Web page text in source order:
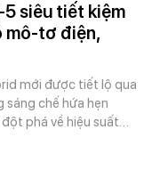
5 siêu tiết kiệm
mô-tơ điện,
mới được tiết lộ qua
sáng chế hứa hẹn
phá về hiệu suất…